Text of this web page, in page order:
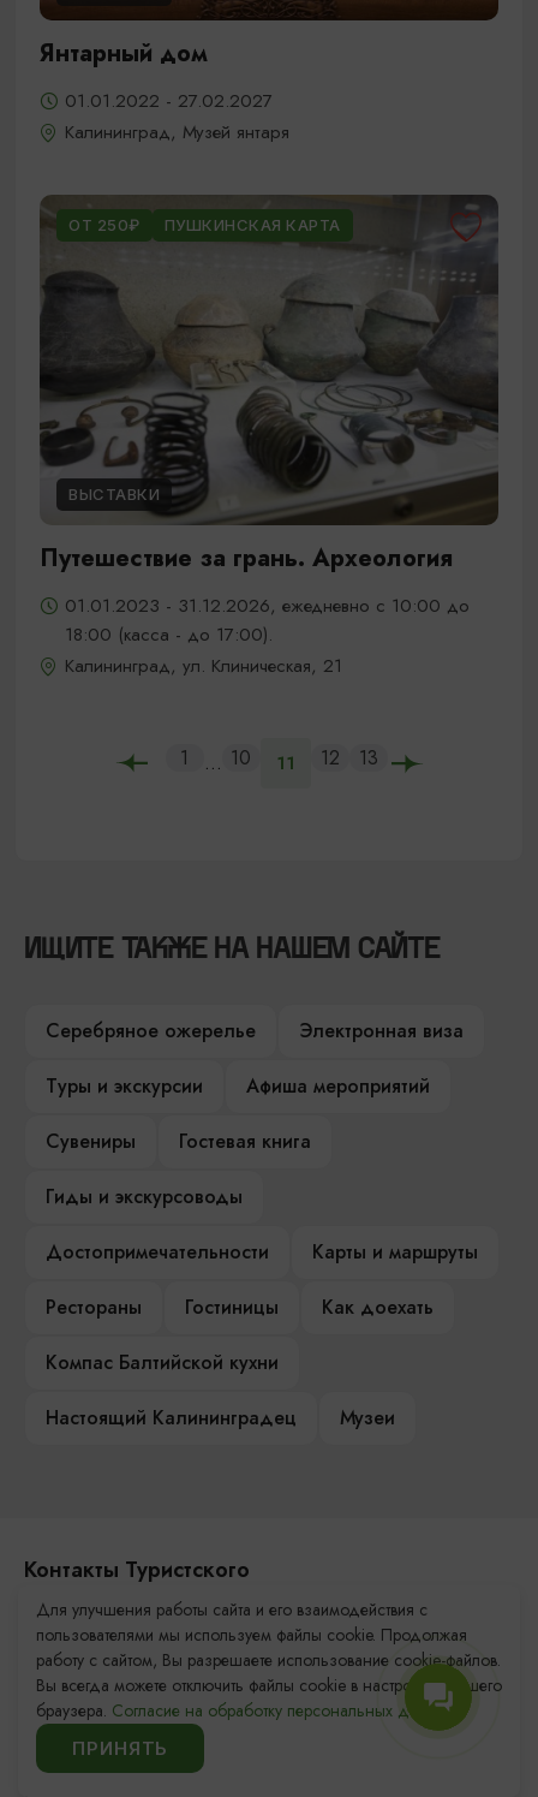
Янтарный дом
01.01.2022 - 27.02.2027
Калининград, Музей янтаря
ОТ 250₽ ПУШКИНСКАЯ КАРТА
ВЫСТАВКИ
Путешествие за грань. Археология
01.01.2023 - 31.12.2026, ежедневно с 10:00 до
18:00 (касса - до 17:00).
Калининград, ул. Клиническая, 21
1 ... 10 11 12 13
ИЩИТЕ ТАКЖЕ НА НАШЕМ САЙТЕ
Серебряное ожерелье
Электронная виза
Туры и экскурсии
Афиша мероприятий
Сувениры
Гостевая книга
Гиды и экскурсоводы
Достопримечательности
Карты и маршруты
Рестораны
Гостиницы
Как доехать
Компас Балтийской кухни
Настоящий Калининградец
Музеи
Контакты Туристского
информационного центра
+7 (4012) 555-200
8 (800) 200-55-39
info@visit-kaliningrad.ru
Для улучшения работы сайта и его взаимодействия с
пользователями мы используем файлы cookie. Продолжая
работу с сайтом, Вы разрешаете использование cookie-файлов.
Вы всегда можете отключить файлы cookie в настройках Вашего
браузера. Согласие на обработку персональных данных.
ПРИНЯТЬ